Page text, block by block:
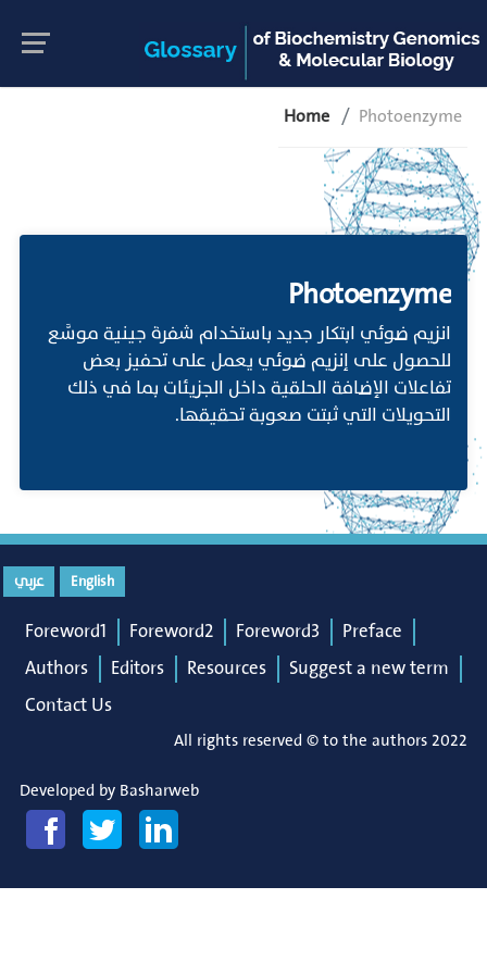
Home Photoenzyme
Photoenzyme
انزيم ضوئي ابتكار جديد باستخدام شفرة جينية موسَّع
للحصول على إنزيم ضوئي يعمل على تحفيز بعض
تفاعلات الإضافة الحلقية داخل الجزيئات بما في ذلك
التحويلات التي ثبتت صعوبة تحقيقها.
English عربي
Foreword1 Foreword2 Foreword3
Preface
Authors
Editors Resources
Suggest a new term
Contact Us
All rights reserved © to the authors 2022
Developed by Basharweb